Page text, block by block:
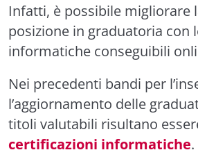
Infatti, è possibile migliorare
posizione in graduatoria con
informatiche conseguibili
Nei precedenti bandi per
l’aggiornamento delle
titoli valutabili risultano
certificazioni informatiche.